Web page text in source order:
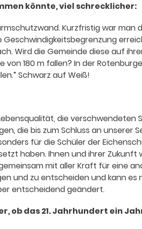
könnte, viel schrecklicher:
Kurzfristig war man
Wird die Gemeinde diese auf
180 m fallen? In der
Schwarz auf Weiß!
die verschwendeten
die bis zum Schluss an unserer
für die Schüler der
haben. Ihnen und ihrer Zukunft
mit aller Kraft für eine
und zu entscheiden und kann es
entscheidend geändert.
ob das 21. Jahrhundert ein